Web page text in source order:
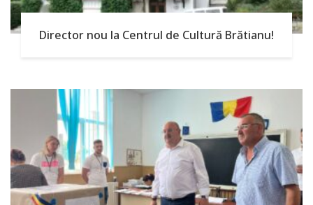
Director nou la Centrul de Cultură Brătianu!